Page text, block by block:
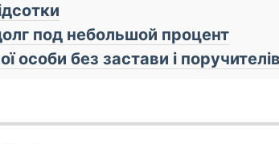
под небольшой процент
особи без застави і поручителів